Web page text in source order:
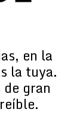
en la
la tuya.
gran